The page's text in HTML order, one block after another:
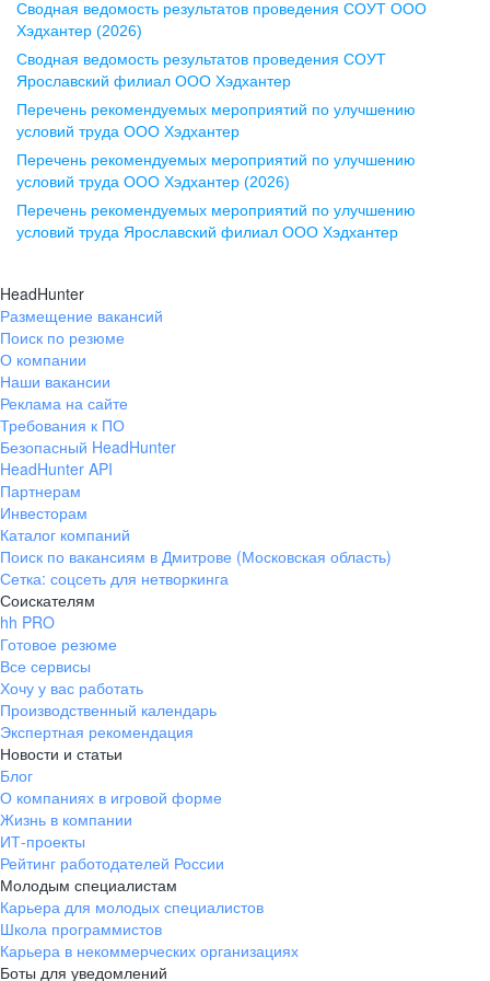
ул. Комиссаржевской, д. 10,
офис 1212
+7 473 280-05-05
pr@vrn.hh.ru
ул. Спартаковская, д. 2А, этаж 3,
помещение 15
+7 843 212-12-50
Екатеринбург
ул. Боевых Дружин, стр. 20,
+7 343 226-79-99
pr@ural.hh.ru
ул. Янковского, д. 169, 7 этаж,
706 каб.
+7 861 205-55-57
pr@krd.hh.ru
Владивосток
пер. Ланинский д. 4, офис 3.4
+7 423 202-33-28
pr@dv.hh.ru
Новосибирск
ул. Большевистская, д. 35,
помещение 21
+7 383 207-94-64
pr@nsk.hh.ru
Минск
Сводная ведомость результатов проведения СОУТ ООО
Хэдхантер (2026)
Сводная ведомость результатов проведения СОУТ
Ярославский филиал ООО Хэдхантер
Перечень рекомендуемых мероприятий по улучшению
условий труда ООО Хэдхантер
Перечень рекомендуемых мероприятий по улучшению
условий труда ООО Хэдхантер (2026)
Перечень рекомендуемых мероприятий по улучшению
условий труда Ярославский филиал ООО Хэдхантер
HeadHunter
Размещение вакансий
Поиск по резюме
О компании
Наши вакансии
Реклама на сайте
Требования к ПО
Безопасный HeadHunter
HeadHunter API
Партнерам
Инвесторам
Каталог компаний
Поиск по вакансиям в Дмитрове (Московская область)
Сетка: соцсеть для нетворкинга
Соискателям
hh PRO
Готовое резюме
Все сервисы
Хочу у вас работать
Производственный календарь
Экспертная рекомендация
Новости и статьи
Блог
О компаниях в игровой форме
Жизнь в компании
ИТ-проекты
Рейтинг работодателей России
Молодым специалистам
Карьера для молодых специалистов
Школа программистов
Карьера в некоммерческих организациях
Боты для уведомлений